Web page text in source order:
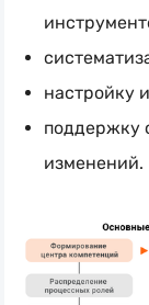
настройку
поддержку
изменений.